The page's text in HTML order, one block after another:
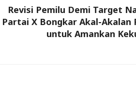
Revisi Pemilu Demi Target
Partai X Bongkar Akal-Akalan
untuk Amankan